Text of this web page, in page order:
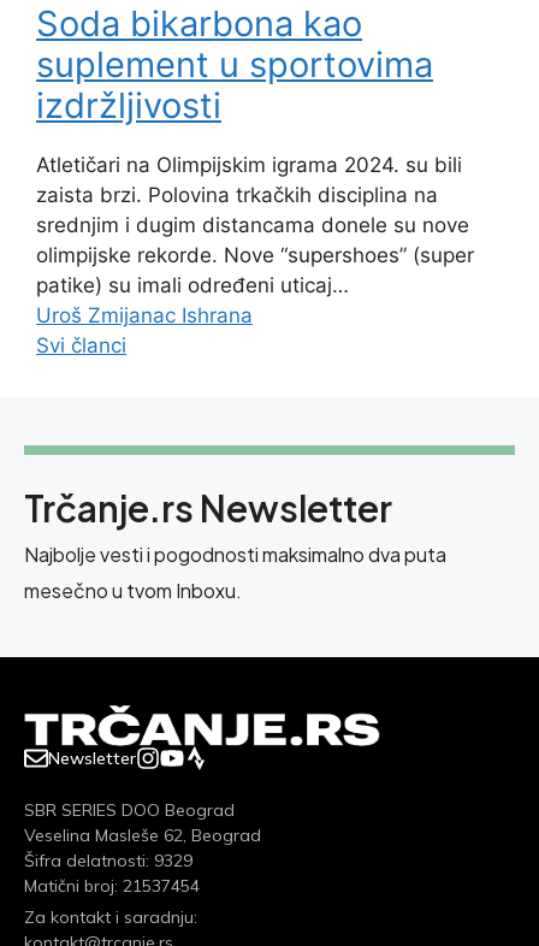
Soda bikarbona kao
suplement u sportovima
izdržljivosti
Atletičari na Olimpijskim igrama 2024. su bili
zaista brzi. Polovina trkačkih disciplina na
srednjim i dugim distancama donele su nove
olimpijske rekorde. Nove “supershoes” (super
patike) su imali određeni uticaj…
Uroš Zmijanac Ishrana
Svi članci
Trčanje.rs Newsletter
Najbolje vesti i pogodnosti maksimalno dva puta
mesečno u tvom Inboxu.
Newsletter
SBR SERIES DOO Beograd
Veselina Masleše 62, Beograd
Šifra delatnosti: 9329
Matični broj: 21537454
Za kontakt i saradnju: